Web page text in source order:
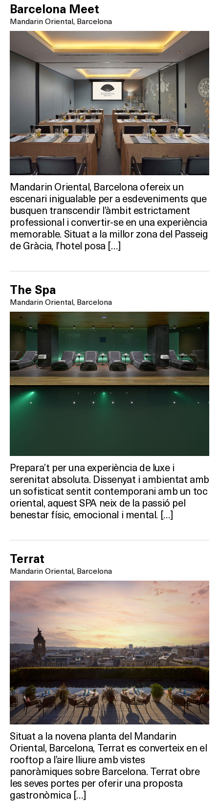
Què vols fer?
HOTELS
TERRASSES
RESTAURANTS
SALES
On?
Barcelona Meet
Mandarin Oriental, Barcelona
Mandarin Oriental, Barcelona ofereix un
escenari inigualable per a esdeveniments que
busquen transcendir l’àmbit estrictament
professional i convertir-se en una experiència
memorable. Situat a la millor zona del Passeig
de Gràcia, l’hotel posa […]
The Spa
Mandarin Oriental, Barcelona
Prepara’t per una experiència de luxe i
serenitat absoluta. Dissenyat i ambientat amb
un sofisticat sentit contemporani amb un toc
oriental, aquest SPA neix de la passió pel
benestar físic, emocional i mental. […]
Terrat
Mandarin Oriental, Barcelona
Situat a la novena planta del Mandarin
Oriental, Barcelona, Terrat es converteix en el
rooftop a l’aire lliure amb vistes
panoràmiques sobre Barcelona. Terrat obre
les seves portes per oferir una proposta
gastronòmica […]